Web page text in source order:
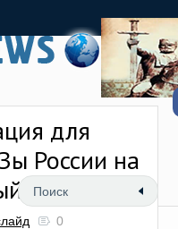
для
России на
год
0